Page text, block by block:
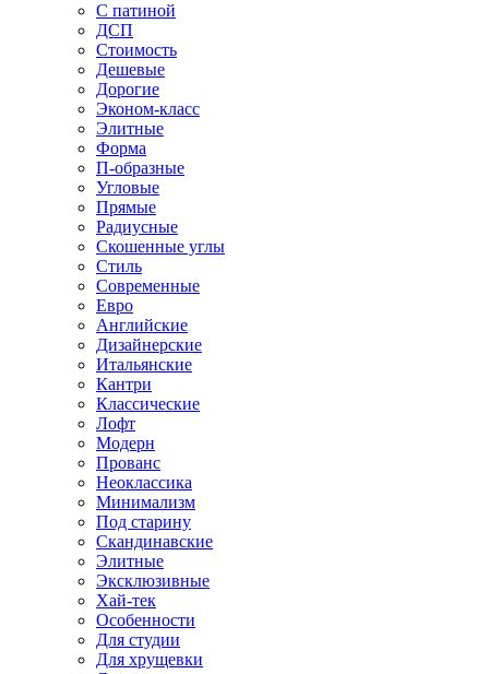
С патиной
ДСП
Стоимость
Дешевые
Дорогие
Эконом-класс
Элитные
Форма
П-образные
Угловые
Прямые
Радиусные
Скошенные углы
Стиль
Современные
Евро
Английские
Дизайнерские
Итальянские
Кантри
Классические
Лофт
Модерн
Прованс
Неоклассика
Минимализм
Под старину
Скандинавские
Элитные
Эксклюзивные
Хай-тек
Особенности
Для студии
Для хрущевки